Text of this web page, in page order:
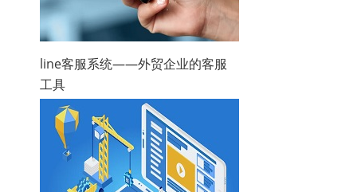
line客服系统——外贸企业的客服
工具